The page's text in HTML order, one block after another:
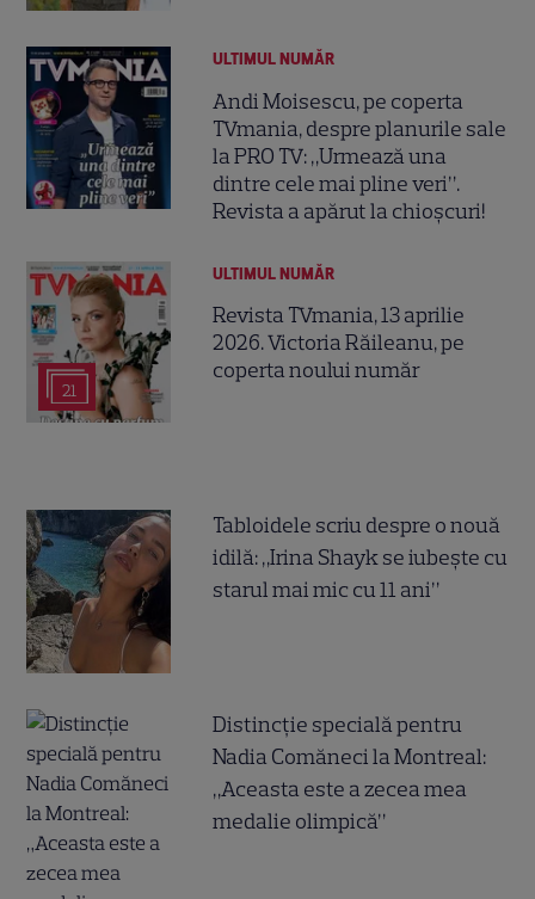
ULTIMUL NUMĂR
Andi Moisescu, pe coperta
TVmania, despre planurile sale
la PRO TV: „Urmează una
dintre cele mai pline veri”.
Revista a apărut la chioșcuri!
21
ULTIMUL NUMĂR
Revista TVmania, 13 aprilie
2026. Victoria Răileanu, pe
coperta noului număr
Tabloidele scriu despre o nouă
idilă: „Irina Shayk se iubește cu
starul mai mic cu 11 ani”
Distincție specială pentru
Nadia Comăneci la Montreal:
„Aceasta este a zecea mea
medalie olimpică”